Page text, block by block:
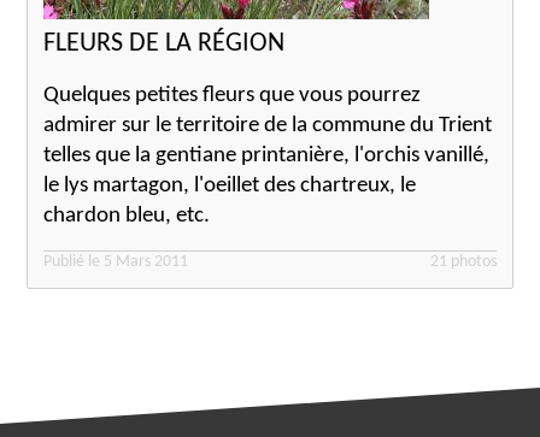
FLEURS DE LA RÉGION
Quelques petites fleurs que vous pourrez
admirer sur le territoire de la commune du Trient
telles que la gentiane printanière, l'orchis vanillé,
le lys martagon, l'oeillet des chartreux, le
chardon bleu, etc.
Publié le 5 Mars 2011 21 photos